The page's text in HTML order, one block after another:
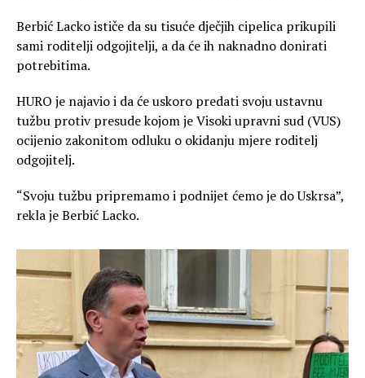
Berbić Lacko ističe da su tisuće dječjih cipelica prikupili
sami roditelji odgojitelji, a da će ih naknadno donirati
potrebitima.
HURO je najavio i da će uskoro predati svoju ustavnu
tužbu protiv presude kojom je Visoki upravni sud (VUS)
ocijenio zakonitom odluku o okidanju mjere roditelj
odgojitelj.
“Svoju tužbu pripremamo i podnijet ćemo je do Uskrsa”,
rekla je Berbić Lacko.